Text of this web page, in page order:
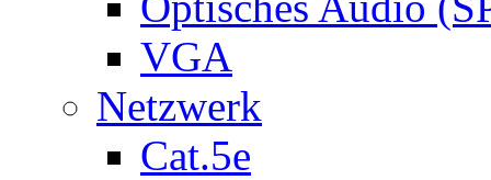
VGA
Netzwerk
Cat.5e